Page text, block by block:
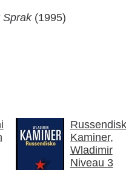
Sprak (1995)
Kaminer,
Wladimir
Niveau 3